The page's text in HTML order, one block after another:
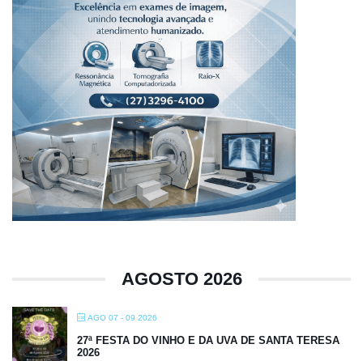
AGOSTO 2026
AGO 07 - 09 2026
27ª FESTA DO VINHO E DA UVA DE SANTA TERESA
2026